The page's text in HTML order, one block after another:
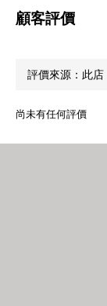
顧客評價
尚未有任何評價